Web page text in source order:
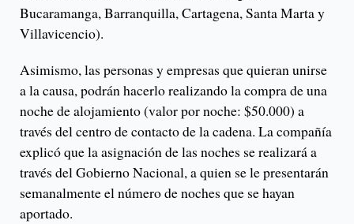
Bucaramanga, Barranquilla, Cartagena, Santa Marta y
Villavicencio).
Asimismo, las personas y empresas que quieran unirse
a la causa, podrán hacerlo realizando la compra de una
noche de alojamiento (valor por noche: $50.000) a
través del centro de contacto de la cadena. La compañía
explicó que la asignación de las noches se realizará a
través del Gobierno Nacional, a quien se le presentarán
semanalmente el número de noches que se hayan
aportado.